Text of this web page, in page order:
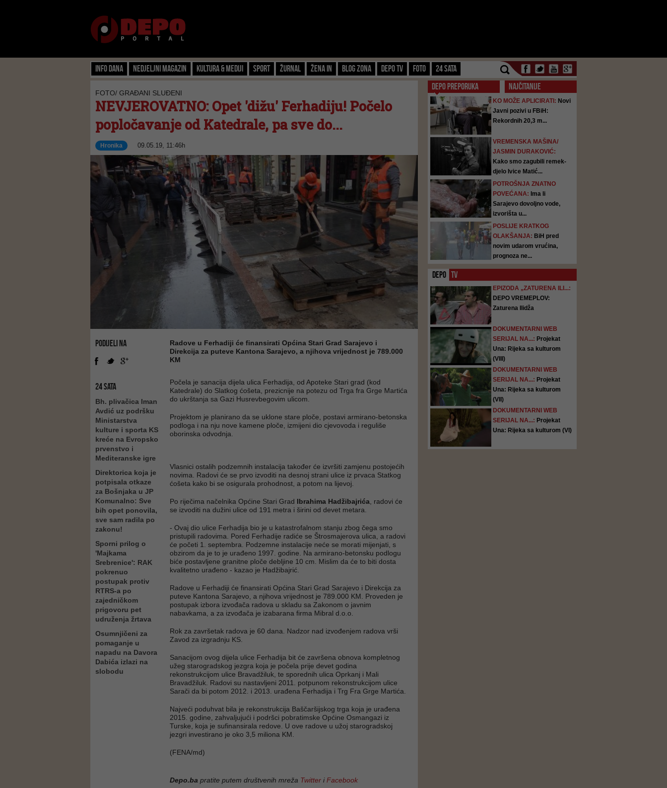
Info dana Nedjeljni magazin Kultura & Mediji Sport Žurnal Žena IN Blog zona Depo TV FOTO 24 SATA
FOTO/ GRAĐANI SLUĐENI
NEVJEROVATNO: Opet 'dižu' Ferhadiju! Počelo
popločavanje od Katedrale, pa sve do...
Hronika 09.05.19, 11:46h
PODIJELI NA
24 SATA
Bh. plivačica Iman
Avdić uz podršku
Ministarstva
kulture i sporta KS
kreće na Evropsko
prvenstvo i
Mediteranske igre
Direktorica koja je
potpisala otkaze
za Bošnjaka u JP
Komunalno: Sve
bih opet ponovila,
sve sam radila po
zakonu!
Sporni prilog o
'Majkama
Srebrenice': RAK
pokrenuo
postupak protiv
RTRS-a po
zajedničkom
prigovoru pet
udruženja žrtava
Osumnjičeni za
pomaganje u
napadu na Davora
Dabića izlazi na
slobodu
Radove u Ferhadiji će finansirati Općina Stari Grad Sarajevo i
Direkcija za puteve Kantona Sarajevo, a njihova vrijednost je 789.000
KM
Počela je sanacija dijela ulica Ferhadija, od Apoteke Stari grad (kod
Katedrale) do Slatkog ćošeta, prezicnije na potezu od Trga fra Grge Martića
do ukrštanja sa Gazi Husrevbegovim ulicom.
Projektom je planirano da se uklone stare ploče, postavi armirano-betonska
podloga i na nju nove kamene ploče, izmijeni dio cjevovoda i reguliše
oborinska odvodnja.
Vlasnici ostalih podzemnih instalacija također će izvršiti zamjenu postojećih
novima. Radovi će se prvo izvoditi na desnoj strani ulice iz prvaca Statkog
ćošeta kako bi se osigurala prohodnost, a potom na lijevoj.
Po riječima načelnika Općine Stari Grad Ibrahima Hadžibajrića , radovi će
se izvoditi na dužini ulice od 191 metra i širini od devet metara.
- Ovaj dio ulice Ferhadija bio je u katastrofalnom stanju zbog čega smo
pristupili radovima. Pored Ferhadije radiće se Štrosmajerova ulica, a radovi
će početi 1. septembra. Podzemne instalacije neće se morati mijenjati, s
obzirom da je to je urađeno 1997. godine. Na armirano-betonsku podlogu
biće postavljene granitne ploče debljine 10 cm. Mislim da će to biti dosta
kvalitetno urađeno - kazao je Hadžibajrić.
Radove u Ferhadiji će finansirati Općina Stari Grad Sarajevo i Direkcija za
puteve Kantona Sarajevo, a njihova vrijednost je 789.000 KM. Proveden je
postupak izbora izvođača radova u skladu sa Zakonom o javnim
nabavkama, a za izvođača je izabarana firma Mibral d.o.o.
Rok za završetak radova je 60 dana. Nadzor nad izvođenjem radova vrši
Zavod za izgradnju KS.
Sanacijom ovog dijela ulice Ferhadija bit će završena obnova kompletnog
užeg starogradskog jezgra koja je počela prije devet godina
rekonstrukcijom ulice Bravadžiluk, te sporednih ulica Oprkanj i Mali
Bravadžiluk. Radovi su nastavljeni 2011. potpunom rekonstrukcijom ulice
Sarači da bi potom 2012. i 2013. urađena Ferhadija i Trg Fra Grge Martića.
Najveći poduhvat bila je rekonstrukcija Baščaršijskog trga koja je urađena
2015. godine, zahvaljujući i podršci pobratimske Općine Osmangazi iz
Turske, koja je sufinansirala redove. U ove radove u užoj starogradskoj
jezgri investirano je oko 3,5 miliona KM.
(FENA/md)
Depo.ba pratite putem društvenih mreža Twitter iFacebook
DEPO PREPORUKA NAJČITANIJE
KO MOŽE APLICIRATI: Novi
Javni pozivi u FBiH:
Rekordnih 20,3 m...
VREMENSKA MAŠINA/
JASMIN DURAKOVIĆ:
Kako smo zagubili remek-
djelo Ivice Matić...
POTROŠNJA ZNATNO
POVEĆANA: Ima li
Sarajevo dovoljno vode,
izvorišta u...
POSLIJE KRATKOG
OLAKŠANJA: BiH pred
novim udarom vrućina,
prognoza ne...
DEPO TV
EPIZODA „ZATURENA ILI...:
DEPO VREMEPLOV:
Zaturena Ilidža
DOKUMENTARNI WEB
SERIJAL NA...: Projekat
Una: Rijeka sa kulturom
(VIII)
DOKUMENTARNI WEB
SERIJAL NA...: Projekat
Una: Rijeka sa kulturom
(VII)
DOKUMENTARNI WEB
SERIJAL NA...: Projekat
Una: Rijeka sa kulturom (VI)